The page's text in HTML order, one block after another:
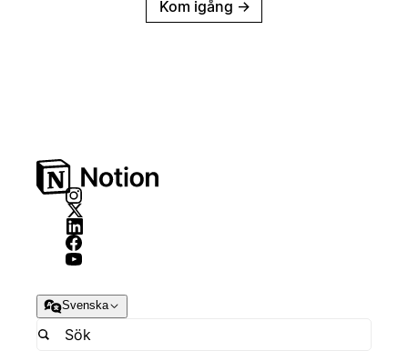
Kom igång →
Svenska